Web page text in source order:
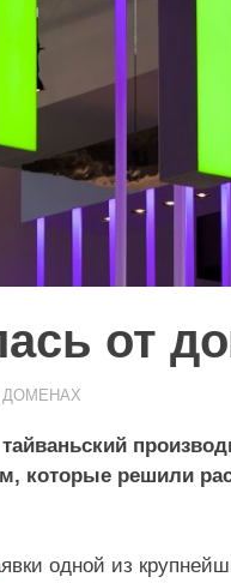
от
которые решили
одной из